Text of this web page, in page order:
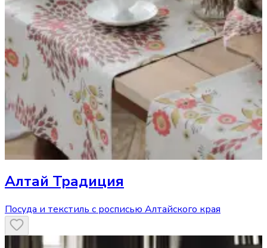
Алтай Традиция
Посуда и текстиль с росписью Алтайского края